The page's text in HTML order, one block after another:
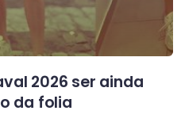
2026 ser ainda
da folia